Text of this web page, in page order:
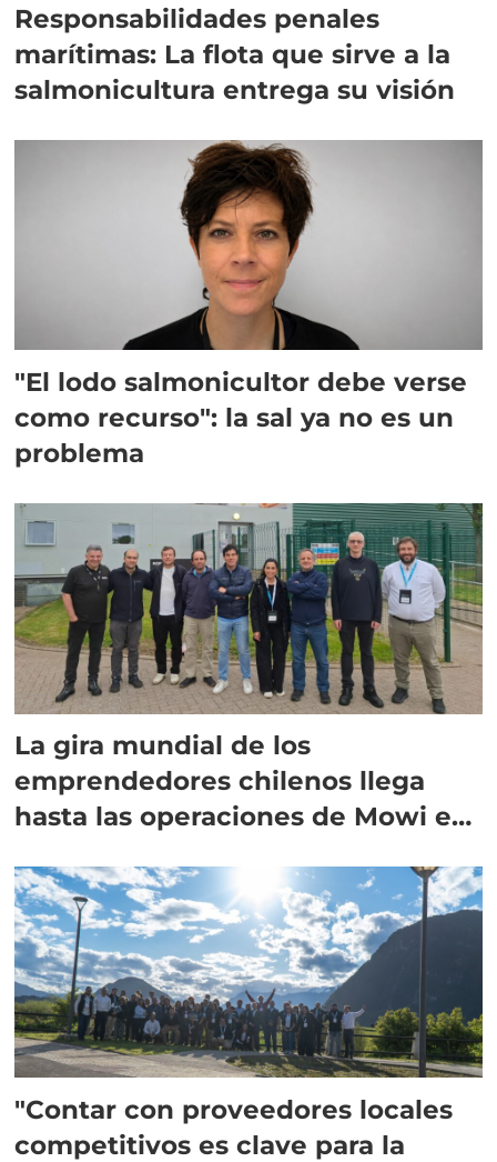
Responsabilidades penales
marítimas: La flota que sirve a la
salmonicultura entrega su visión
"El lodo salmonicultor debe verse
como recurso": la sal ya no es un
problema
La gira mundial de los
emprendedores chilenos llega
hasta las operaciones de Mowi en
"Contar con proveedores locales
competitivos es clave para la